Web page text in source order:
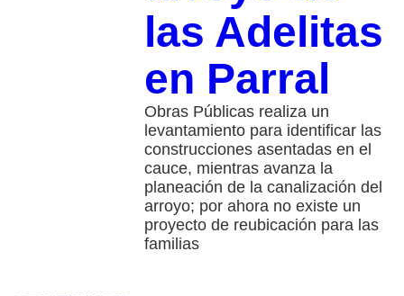
las Adelitas
en Parral
Obras Públicas realiza un
levantamiento para identificar las
construcciones asentadas en el
cauce, mientras avanza la
planeación de la canalización del
arroyo; por ahora no existe un
proyecto de reubicación para las
familias